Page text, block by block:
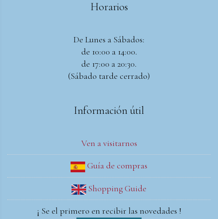
Horarios
De Lunes a Sábados:
de 10:00 a 14:00.
de 17:00 a 20:30.
(Sábado tarde cerrado)
Información útil
Ven a visitarnos
Guía de compras
Shopping Guide
¡ Se el primero en recibir las novedades !